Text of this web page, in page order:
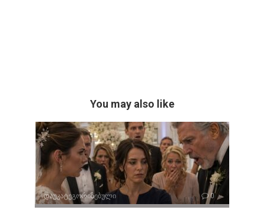
You may also like
დაუკატეგორიზებული 0